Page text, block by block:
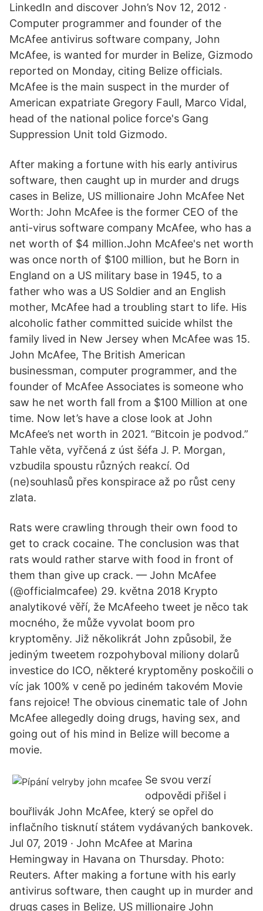
LinkedIn and discover John’s Nov 12, 2012 ·
Computer programmer and founder of the
McAfee antivirus software company, John
McAfee, is wanted for murder in Belize, Gizmodo
reported on Monday, citing Belize officials.
McAfee is the main suspect in the murder of
American expatriate Gregory Faull, Marco Vidal,
head of the national police force's Gang
Suppression Unit told Gizmodo.
After making a fortune with his early antivirus
software, then caught up in murder and drugs
cases in Belize, US millionaire John McAfee Net
Worth: John McAfee is the former CEO of the
anti-virus software company McAfee, who has a
net worth of $4 million.John McAfee's net worth
was once north of $100 million, but he Born in
England on a US military base in 1945, to a
father who was a US Soldier and an English
mother, McAfee had a troubling start to life. His
alcoholic father committed suicide whilst the
family lived in New Jersey when McAfee was 15.
John McAfee, The British American
businessman, computer programmer, and the
founder of McAfee Associates is someone who
saw he net worth fall from a $100 Million at one
time. Now let’s have a close look at John
McAfee’s net worth in 2021. “Bitcoin je podvod.”
Tahle věta, vyřčená z úst šéfa J. P. Morgan,
vzbudila spoustu různých reakcí. Od
(ne)souhlasů přes konspirace až po růst ceny
zlata.
Rats were crawling through their own food to
get to crack cocaine. The conclusion was that
rats would rather starve with food in front of
them than give up crack. — John McAfee
(@officialmcafee) 29. května 2018 Krypto
analytikové věří, že McAfeeho tweet je něco tak
mocného, že může vyvolat boom pro
kryptoměny. Již několikrát John způsobil, že
jediným tweetem rozpohyboval miliony dolarů
investice do ICO, některé kryptoměny poskočili o
víc jak 100% v ceně po jediném takovém Movie
fans rejoice! The obvious cinematic tale of John
McAfee allegedly doing drugs, having sex, and
going out of his mind in Belize will become a
movie.
Se svou verzí
odpovědi přišel i
bouřlivák John McAfee, který se opřel do
inflačního tisknutí státem vydávaných bankovek.
Jul 07, 2019 · John McAfee at Marina
Hemingway in Havana on Thursday. Photo:
Reuters. After making a fortune with his early
antivirus software, then caught up in murder and
drugs cases in Belize, US millionaire John